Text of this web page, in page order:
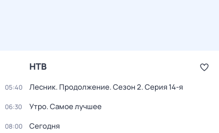
НТВ
05:40 Лесник. Продолжение. Сезон 2. Серия 14-я
06:30 Утро. Самое лучшее
08:00 Сегодня